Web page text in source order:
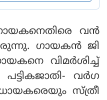
വൻ
​ഗായകൻ ജി
വിമർശിച്ച്
വർഗ
സ്ത്രീ